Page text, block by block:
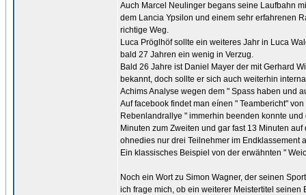
Auch Marcel Neulinger begans seine Laufbahn
dem Lancia Ypsilon und einem sehr erfahrenen
richtige Weg.
Luca Pröglhöf sollte ein weiteres Jahr in Luca
bald 27 Jahren ein wenig in Verzug.
Bald 26 Jahre ist Daniel Mayer der mit Gerhard
bekannt, doch sollte er sich auch weiterhin
Achims Analyse wegen dem " Spass haben und
Auf facebook findet man eínen " Teambericht"
Rebenlandrallye " immerhin beenden konnte
Minuten zum Zweiten und gar fast 13 Minuten
ohnedies nur drei Teilnehmer im Endklassement
Ein klassisches Beispiel von der erwähnten "
Noch ein Wort zu Simon Wagner, der seinen
ich frage mich, ob ein weiterer Meistertitel